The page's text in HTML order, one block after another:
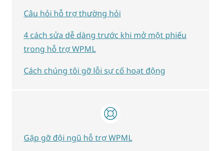
Câu hỏi hỗ trợ thường hỏi
4 cách sửa dễ dàng trước khi mở một phiếu
trong hỗ trợ WPML
Cách chúng tôi gỡ lỗi sự cố hoạt động
Gặp gỡ đội ngũ hỗ trợ WPML